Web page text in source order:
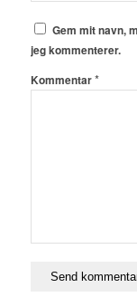
Gem mit navn,
jeg kommenterer.
Kommentar*